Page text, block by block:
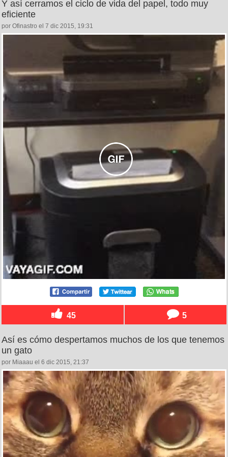
Y así cerramos el ciclo de vida del papel, todo muy
eficiente
por Ofinastro el 7 dic 2015, 19:31
45 5
Así es cómo despertamos muchos de los que tenemos
un gato
por Miaaau el 6 dic 2015, 21:37